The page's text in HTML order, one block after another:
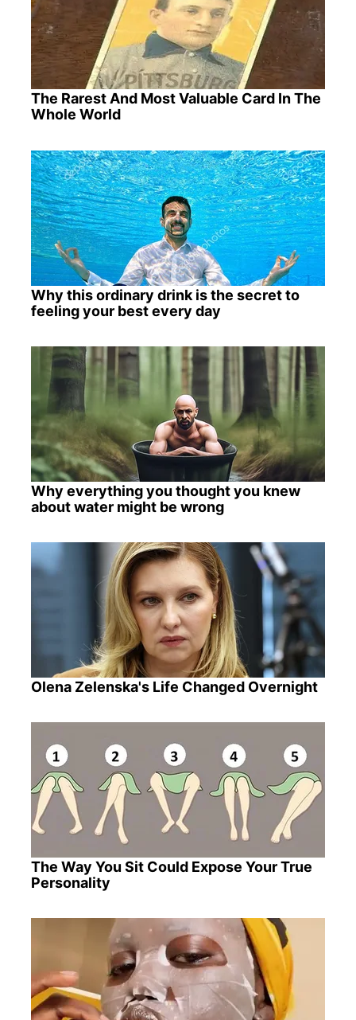
The Rarest And Most Valuable Card In The
Whole World
Why this ordinary drink is the secret to
feeling your best every day
Why everything you thought you knew
about water might be wrong
Olena Zelenska's Life Changed Overnight
The Way You Sit Could Expose Your True
Personality